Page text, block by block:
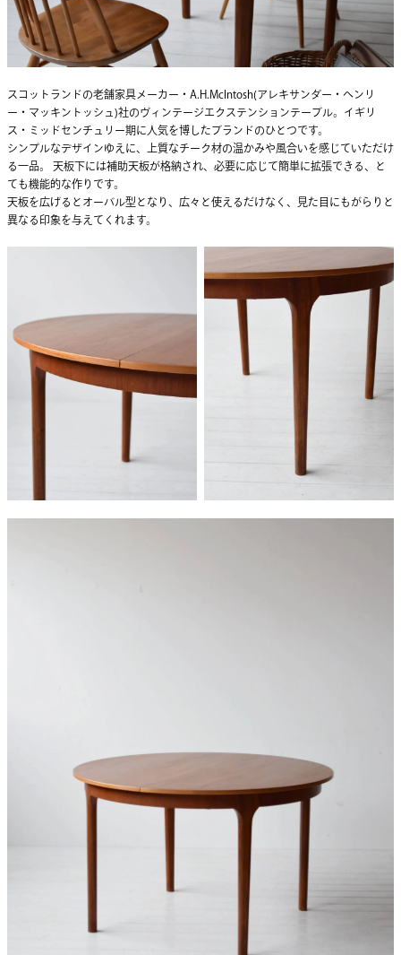
スコットランドの老舗家具メーカー・A.H.McIntosh(アレキサンダー・ヘンリ
ー・マッキントッシュ)社のヴィンテージエクステンションテーブル。イギリ
ス・ミッドセンチュリー期に人気を博したブランドのひとつです。
シンプルなデザインゆえに、上質なチーク材の温かみや風合いを感じていただけ
る一品。 天板下には補助天板が格納され、必要に応じて簡単に拡張できる、と
ても機能的な作りです。
天板を広げるとオーバル型となり、広々と使えるだけなく、見た目にもがらりと
異なる印象を与えてくれます。